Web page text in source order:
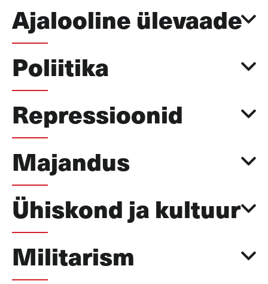
Ajalooline ülevaade
Poliitika
Repressioonid
Majandus
Ühiskond ja kultuur
Militarism